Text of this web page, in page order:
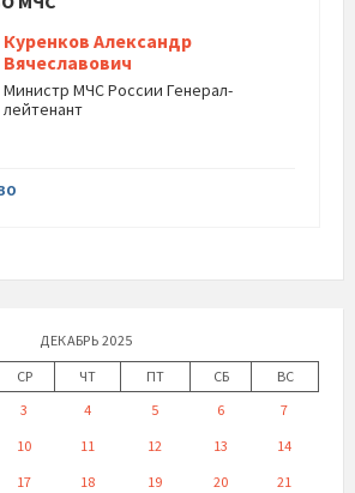
Куренков Александр
Вячеславович
Министр МЧС России Генерал-
лейтенант
ДЕКАБРЬ 2025
СР ЧТ ПТ СБ
ВС
3 4 5 6
7
10 11 12 13
14
17 18 19 20
21